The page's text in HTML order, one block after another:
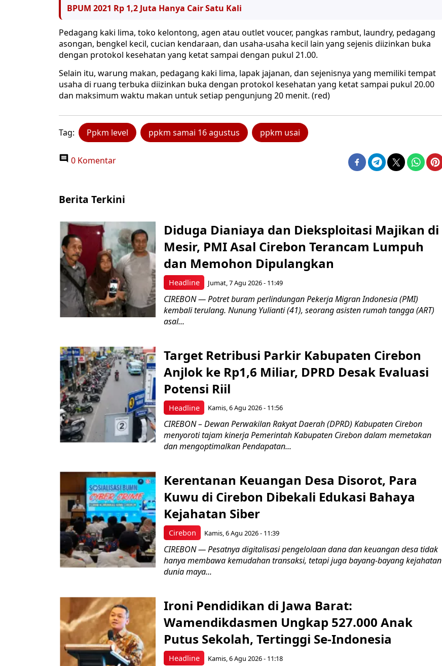
BPUM 2021 Rp 1,2 Juta Hanya Cair Satu Kali
Pedagang kaki lima, toko kelontong, agen atau outlet voucer, pangkas rambut, laundry, pedagang
asongan, bengkel kecil, cucian kendaraan, dan usaha-usaha kecil lain yang sejenis diizinkan buka
dengan protokol kesehatan yang ketat sampai dengan pukul 21.00.
Selain itu, warung makan, pedagang kaki lima, lapak jajanan, dan sejenisnya yang memiliki tempat
usaha di ruang terbuka diizinkan buka dengan protokol kesehatan yang ketat sampai pukul 20.00
dan maksimum waktu makan untuk setiap pengunjung 20 menit. (red)
Tag: Ppkm level ppkm samai 16 agustus ppkm usai
0 Komentar
Berita Terkini
Headline
Diduga Dianiaya dan Dieksploitasi Majikan di
Mesir, PMI Asal Cirebon Terancam Lumpuh
dan Memohon Dipulangkan
Jumat, 7 Agu 2026 - 11:49
CIREBON — Potret buram perlindungan Pekerja Migran Indonesia (PMI)
kembali terulang. Nunung Yulianti (41), seorang asisten rumah tangga (ART)
asal...
Headline
Target Retribusi Parkir Kabupaten Cirebon
Anjlok ke Rp1,6 Miliar, DPRD Desak Evaluasi
Potensi Riil
Kamis, 6 Agu 2026 - 11:56
CIREBON – Dewan Perwakilan Rakyat Daerah (DPRD) Kabupaten Cirebon
menyoroti tajam kinerja Pemerintah Kabupaten Cirebon dalam memetakan
dan mengoptimalkan Pendapatan...
Cirebon
Kerentanan Keuangan Desa Disorot, Para
Kuwu di Cirebon Dibekali Edukasi Bahaya
Kejahatan Siber
Kamis, 6 Agu 2026 - 11:39
CIREBON — Pesatnya digitalisasi pengelolaan dana dan keuangan desa tidak
hanya membawa kemudahan transaksi, tetapi juga bayang-bayang kejahatan
dunia maya...
Headline
Ironi Pendidikan di Jawa Barat:
Wamendikdasmen Ungkap 527.000 Anak
Putus Sekolah, Tertinggi Se-Indonesia
Kamis, 6 Agu 2026 - 11:18